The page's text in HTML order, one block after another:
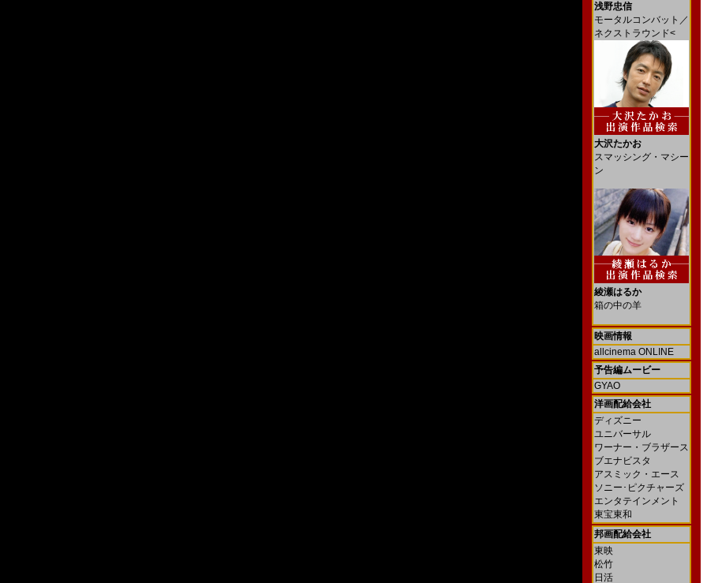
浅野忠信
モータルコンバット／
ネクストラウンド<
大沢たかお
スマッシング・マシー
ン
綾瀬はるか
箱の中の羊
映画情報
allcinema ONLINE
予告編ムービー
GYAO
洋画配給会社
ディズニー
ユニバーサル
ワーナー・ブラザース
ブエナビスタ
アスミック・エース
ソニー･ピクチャーズ
エンタテインメント
東宝東和
邦画配給会社
東映
松竹
日活